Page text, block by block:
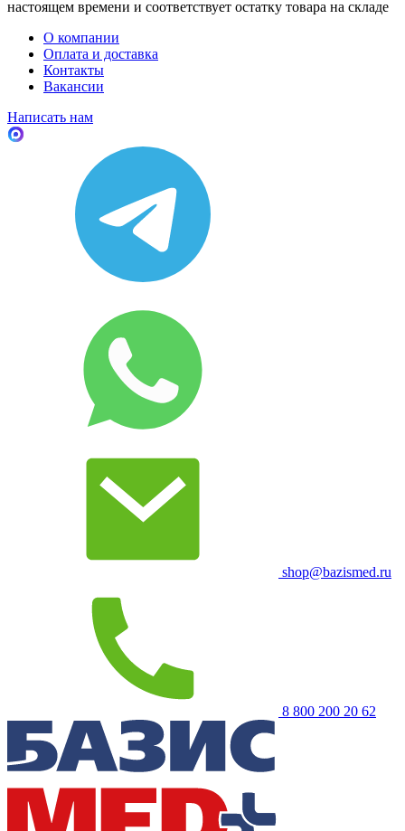
настоящем времени и соответствует остатку товара на складе
О компании
Оплата и доставка
Контакты
Вакансии
Написать нам
shop@bazismed.ru
8 800 200 20 62